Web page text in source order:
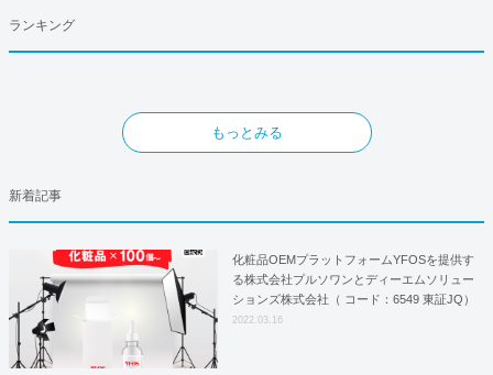
ランキング
もっとみる
新着記事
化粧品OEMプラットフォームYFOSを提供す
る株式会社プルソワンとディーエムソリュー
ションズ株式会社（ コード：6549 東証JQ）
はYFOSにおけるロジスティクスパートナー
2022.03.16